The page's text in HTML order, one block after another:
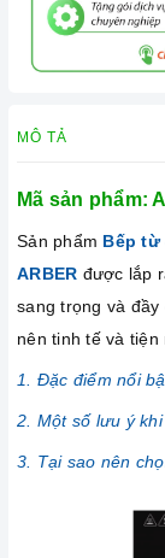
MÔ TẢ
Mã sản phẩm:
Sản phẩm Bếp từ
ARBER được lắp
sang trọng và đầy
nên tinh tế và tiện
1. Đặc điểm nổi
2. Một số lưu ý
3. Tại sao nên